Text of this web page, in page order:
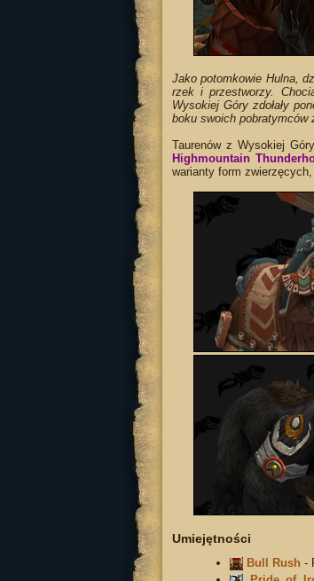
Jako potomkowie Hulna,
rzek i przestworzy.
Wysokiej Góry zdołały
boku swoich pobratymców
Taurenów z Wysokiej
Highmountain
warianty form
Umiejętności
Bull Rush -